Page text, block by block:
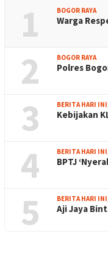
1 BOGOR RAYA
Warga
2 BOGOR RAYA
Polres
3 BERITA HARI INI,
Kebijakan
4 BERITA HARI INI,
BPTJ
5 BERITA HARI INI,
Aji Jaya